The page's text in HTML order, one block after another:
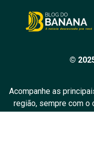
©
Acompanhe as
região, sempre com o